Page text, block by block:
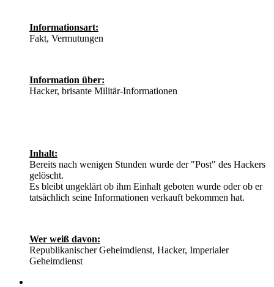
Informationsart:
Fakt, Vermutungen
Information über:
Hacker, brisante Militär-Informationen
Inhalt:
Bereits nach wenigen Stunden wurde der "Post" des Hackers
gelöscht.
Es bleibt ungeklärt ob ihm Einhalt geboten wurde oder ob er
tatsächlich seine Informationen verkauft bekommen hat.
Wer weiß davon:
Republikanischer Geheimdienst, Hacker, Imperialer
Geheimdienst